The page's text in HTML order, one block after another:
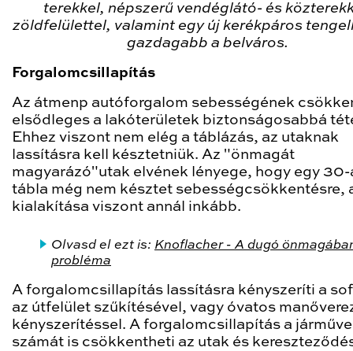
terekkel, népszerű vendéglátó- és
zöldfelülettel, valamint egy új kerékpáros
gazdagabb a belváros.
Forgalomcsillapítás
Az átmenp autóforgalom sebességének
elsődleges a lakóterületek biztonságosabbá
Ehhez viszont nem elég a táblázás, az utaknak
lassításra kell késztetniük. Az "önmagát
magyarázó"utak elvének lényege, hogy egy 30-
tábla még nem késztet sebességcsökkentésre,
kialakítása viszont annál inkább.
Olvasd el ezt is: Knoflacher - A dugó
probléma
A forgalomcsillapítás lassításra kényszeríti a
az útfelület szűkítésével, vagy óvatos
kényszerítéssel. A forgalomcsillapítás a
számát is csökkentheti az utak és